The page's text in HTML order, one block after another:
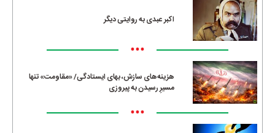
اکبر عبدی به روایتی دیگر
•••
هزینه‌های سازش، بهای ایستادگی/ «مقاومت» تنها
مسیرِ رسیدن به پیروزی
•••